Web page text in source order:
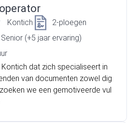
Kontich
2-ploegen
Senior (+5 jaar ervaring)
dat zich specialiseert in
van documenten zowel dig
we een gemotiveerde vul